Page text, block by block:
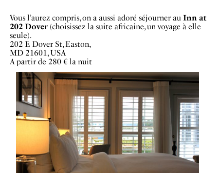
Vous l’aurez compris, on a aussi adoré séjourner au Inn at
202 Dover (choisissez la suite africaine, un voyage à elle
seule).
202 E Dover St, Easton,
MD 21601, USA
A partir de 280 € la nuit